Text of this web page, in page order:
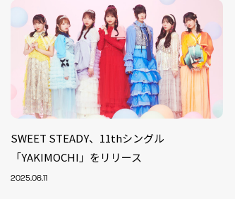
SWEET STEADY、11thシングル
「YAKIMOCHI」をリリース
2025.06.11